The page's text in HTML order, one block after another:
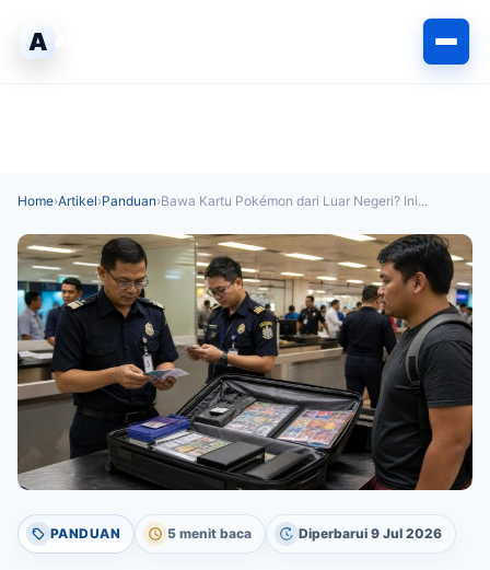
A
Home›Artikel›Panduan›Bawa Kartu Pokémon dari Luar Negeri? Ini...
PANDUAN 5 menit baca Diperbarui 9 Jul 2026